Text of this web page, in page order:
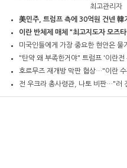
최고관리자
美민주, 트럼프 측에 30억원 건넨
이란 반체제 매체 "최고지도자 모즈
미국인들에게 가장 중요한 현안은
"탄약 왜 부족한거야" 트럼프 '이란전
호르무즈 재개방 막판 협상…"이란
전 우크라 총사령관, 나토 비판…"러